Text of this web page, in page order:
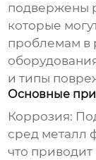
подвержены
которые
проблемам в
и типы
Основные
Коррозия:
сред металл
что